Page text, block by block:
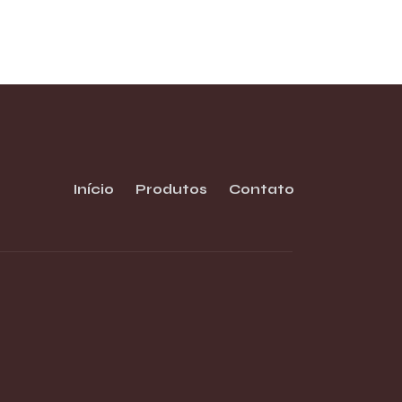
Início Produtos Contato